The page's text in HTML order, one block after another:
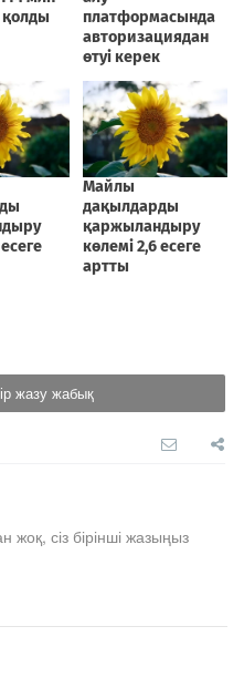
жазу жабық
жоқ, сіз бірінші жазыңыз